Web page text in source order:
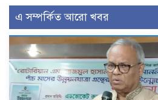
এ সম্পর্কিত আরো খবর